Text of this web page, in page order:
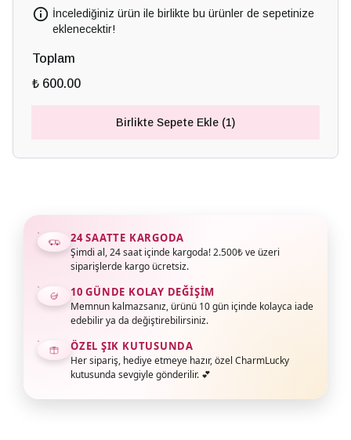
İncelediğiniz ürün ile birlikte bu ürünler de sepetinize
eklenecektir!
Toplam
₺ 600.00
Birlikte Sepete Ekle (1)
24 SAATTE KARGODA
Şimdi al, 24 saat içinde kargoda! 2.500₺ ve üzeri
siparişlerde kargo ücretsiz.
10 GÜNDE KOLAY DEĞIŞIM
Memnun kalmazsanız, ürünü 10 gün içinde kolayca iade
edebilir ya da değiştirebilirsiniz.
ÖZEL ŞIK KUTUSUNDA
Her sipariş, hediye etmeye hazır, özel CharmLucky
kutusunda sevgiyle gönderilir. 💕